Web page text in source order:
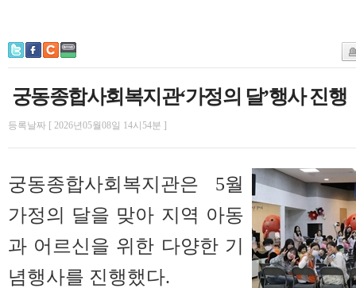
궁동종합사회복지관‘가정의 달’행사 진행
등록날짜 [ 2026년05월08일 14시54분 ]
궁동종합사회복지관은 5월
가정의 달을 맞아 지역 아동
과 어르신을 위한 다양한 기
념행사를 진행했다.